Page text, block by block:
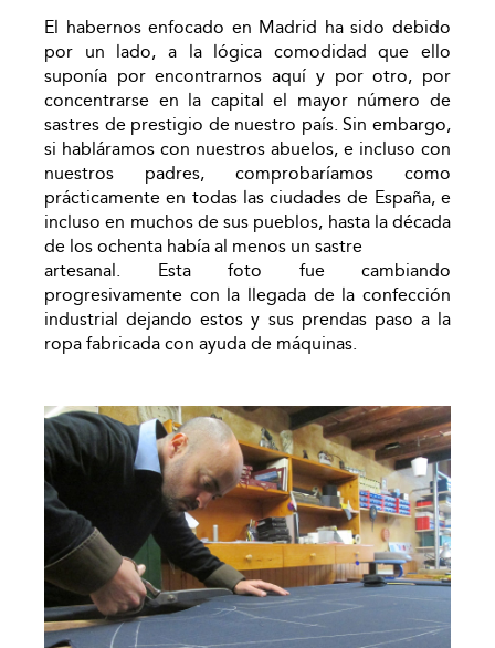
El habernos enfocado en Madrid ha sido debido
por un lado, a la lógica comodidad que ello
suponía por encontrarnos aquí y por otro, por
concentrarse en la capital el mayor número de
sastres de prestigio de nuestro país. Sin embargo,
si habláramos con nuestros abuelos, e incluso con
nuestros padres, comprobaríamos como
prácticamente en todas las ciudades de España, e
incluso en muchos de sus pueblos, hasta la década
de los ochenta había al menos un sastre
artesanal. Esta foto fue cambiando
progresivamente con la llegada de la confección
industrial dejando estos y sus prendas paso a la
ropa fabricada con ayuda de máquinas.